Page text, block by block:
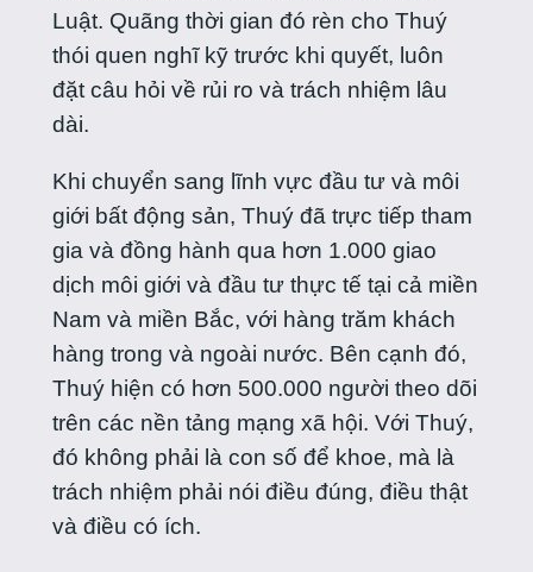
Luật. Quãng thời gian đó rèn cho Thuý
thói quen nghĩ kỹ trước khi quyết, luôn
đặt câu hỏi về rủi ro và trách nhiệm lâu
dài.
Khi chuyển sang lĩnh vực đầu tư và môi
giới bất động sản, Thuý đã trực tiếp tham
gia và đồng hành qua hơn 1.000 giao
dịch môi giới và đầu tư thực tế tại cả miền
Nam và miền Bắc, với hàng trăm khách
hàng trong và ngoài nước. Bên cạnh đó,
Thuý hiện có hơn 500.000 người theo dõi
trên các nền tảng mạng xã hội. Với Thuý,
đó không phải là con số để khoe, mà là
trách nhiệm phải nói điều đúng, điều thật
và điều có ích.